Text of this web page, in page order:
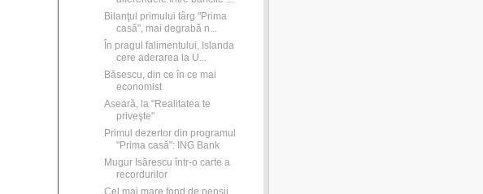
Bilanţul primului târg "Prima
casă", mai degrabă n...
În pragul falimentului, Islanda
cere aderarea la U...
Băsescu, din ce în ce mai
economist
Aseară, la "Realitatea te
priveşte"
Primul dezertor din programul
"Prima casă": ING Bank
Mugur Isărescu într-o carte a
recordurilor
Cel mai mare fond de pensii